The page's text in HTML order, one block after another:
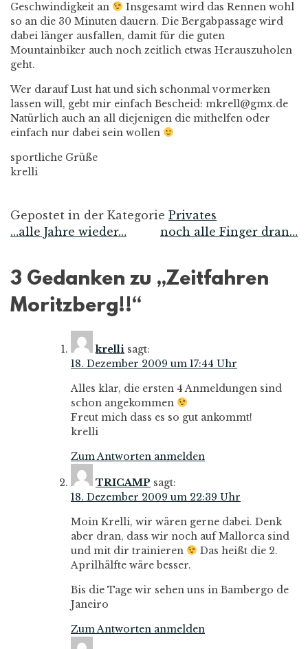
Geschwindigkeit an
Insgesamt wird das Rennen wohl
so an die 30 Minuten dauern. Die Bergabpassage wird
dabei länger ausfallen, damit für die guten
Mountainbiker auch noch zeitlich etwas Herauszuholen
geht.
Wer darauf Lust hat und sich schonmal vormerken
lassen will, gebt mir einfach Bescheid: mkrell@gmx.de
Natürlich auch an all diejenigen die mithelfen oder
einfach nur dabei sein wollen
sportliche Grüße
krelli
Gepostet in der Kategorie Privates
Navigation
…alle Jahre wieder… noch alle Finger dran…
3 Gedanken zu „Zeitfahren
Moritzberg!!“
krelli sagt:
18. Dezember 2009 um 17:44 Uhr
Alles klar, die ersten 4 Anmeldungen sind
schon angekommen
Freut mich dass es so gut ankommt!
krelli
Zum Antworten anmelden
TRICAMP sagt:
18. Dezember 2009 um 22:39 Uhr
Moin Krelli, wir wären gerne dabei. Denk
aber dran, dass wir noch auf Mallorca sind
und mit dir trainieren
Das heißt die 2.
Aprilhälfte wäre besser.
Bis die Tage wir sehen uns in Bambergo de
Janeiro
Zum Antworten anmelden